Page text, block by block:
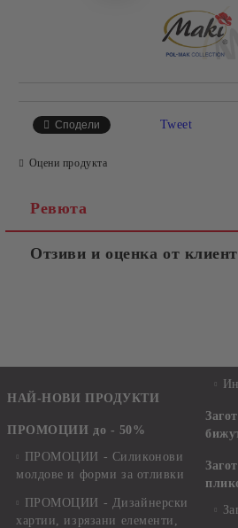
Сподели Tweet
Оцени продукта
Ревюта
Отзиви и оценка от
НАЙ-НОВИ ПРОДУКТИ
ПРОМОЦИИ до - 50%
ПРОМОЦИИ - Силиконови
молдове и форми за отливки
ПРОМОЦИИ - Дизайнерски
хартии, изрязани елементи,